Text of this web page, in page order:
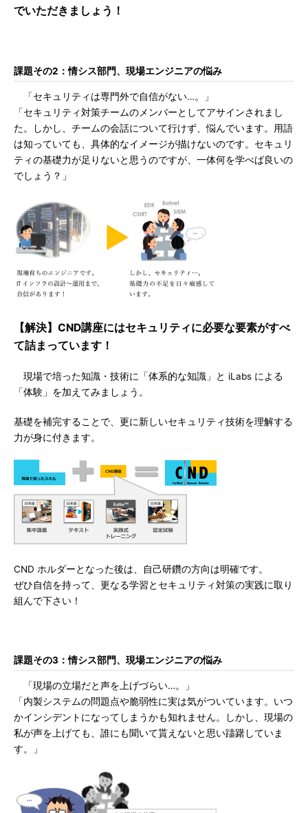
でいただきましょう！
課題その2：情シス部門、現場エンジニアの悩み
「セキュリティは専門外で自信がない…。」
「セキュリティ対策チームのメンバーとしてアサインされまし
た。しかし、チームの会話について行けず、悩んでいます。用語
は知っていても、具体的なイメージが描けないのです。セキュリ
ティの基礎力が足りないと思うのですが、一体何を学べば良いの
でしょう？」
【解決】CND講座にはセキュリティに必要な要素がすべ
て詰まっています！
現場で培った知識・技術に「体系的な知識」と iLabs による
「体験」を加えてみましょう。
基礎を補完することで、更に新しいセキュリティ技術を理解する
力が身に付きます。
CND ホルダーとなった後は、自己研鑽の方向は明確です。
ぜひ自信を持って、更なる学習とセキュリティ対策の実践に取り
組んで下さい！
課題その3：情シス部門、現場エンジニアの悩み
「現場の立場だと声を上げづらい…。」
「内製システムの問題点や脆弱性に実は気がついています。いつ
かインシデントになってしまうかも知れません。しかし、現場の
私が声を上げても、誰にも聞いて貰えないと思い躊躇していま
す。」